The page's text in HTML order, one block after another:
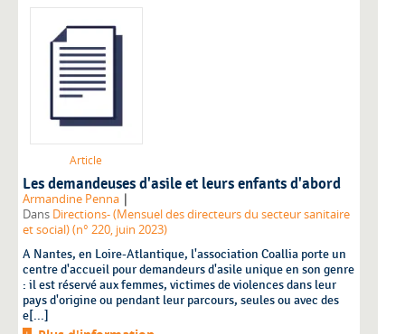
Article
Les demandeuses d'asile et leurs enfants d'abord
Armandine Penna |
Dans Directions- (Mensuel des directeurs du secteur sanitaire
et social) (n° 220, juin 2023)
A Nantes, en Loire-Atlantique, l'association Coallia porte un
centre d'accueil pour demandeurs d'asile unique en son genre
: il est réservé aux femmes, victimes de violences dans leur
pays d'origine ou pendant leur parcours, seules ou avec des
e[...]